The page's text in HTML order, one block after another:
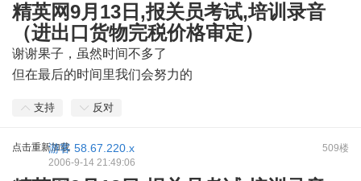
精英网9月13日,报关员考试,培训录音
（进出口货物完税价格审定）
谢谢果子，虽然时间不多了
但在最后的时间里我们会努力的
支持 反对
点击重新加载 509楼
游客 58.67.220.x
2006-9-14 21:49:06